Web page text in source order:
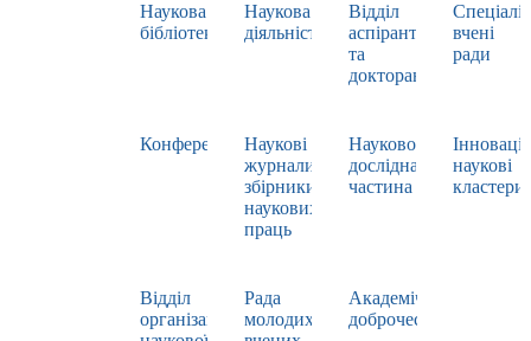
Наукова
бібліотека
Наукова
діяльність
Відділ
аспірантури
та
докторантури
вчені
ради
Конференції
Наукові
журнали,
збірники
наукових
праць
Науково-
дослідна
частина
наукові
кластери
Відділ
організації
Рада
молодих
Академічна
доброчесність